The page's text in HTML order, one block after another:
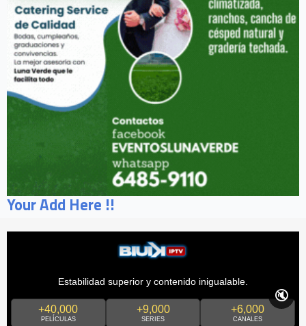
Your Add Here !!
Estabilidad superior y contenido inigualable.
+40,000
PELÍCULAS
+9,000
SERIES
+6,000
CANALES
🔇